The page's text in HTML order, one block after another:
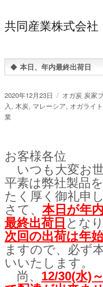
共同産業株式会社
◆ 本日、年内最終出荷日
投
稿
日:
2020年12月23日
カ
テ
オガ炭 炭家
入 , 木炭, マレーシア, オガライト
業
お客様各位
いつも大変お
平素は弊社製品
たく厚く御礼申
さて、 本日が年
最終出荷日 とな
次回の出荷は年
ますので、 必ず
いいたします。
尚、 12/30(水)